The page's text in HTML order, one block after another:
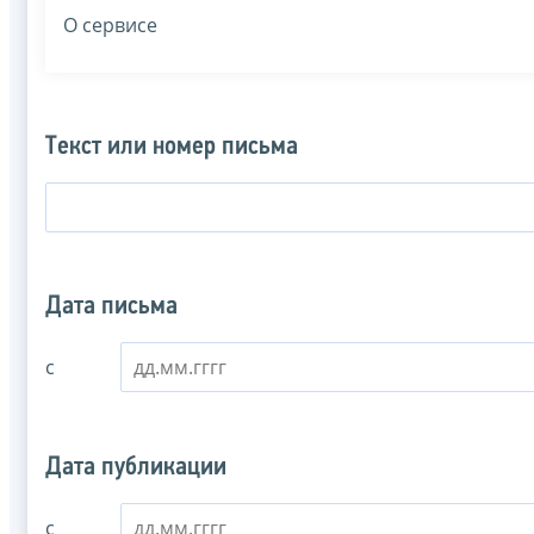
О сервисе
Текст или номер письма
Дата письма
с
Дата публикации
с